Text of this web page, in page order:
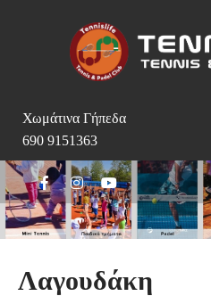
Χωμάτινα Γήπεδα
690 9151363
Λαγουδάκη